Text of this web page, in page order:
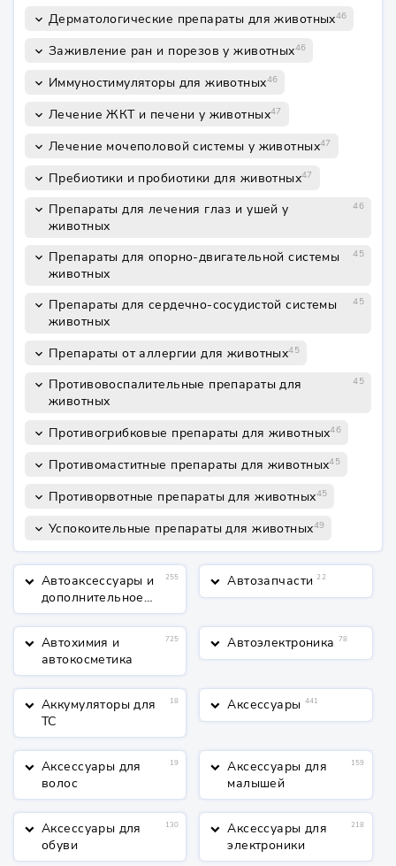
keyboard_arrow_down Дерматологические препараты для животных46
keyboard_arrow_down Заживление ран и порезов у животных46
keyboard_arrow_down Иммуностимуляторы для животных46
keyboard_arrow_down Лечение ЖКТ и печени у животных47
keyboard_arrow_down Лечение мочеполовой системы у животных47
keyboard_arrow_down Пребиотики и пробиотики для животных47
keyboard_arrow_down Препараты для лечения глаз и ушей у
животных
46
keyboard_arrow_down Препараты для опорно-двигательной системы
животных
45
keyboard_arrow_down Препараты для сердечно-сосудистой системы
животных
45
keyboard_arrow_down Препараты от аллергии для животных45
keyboard_arrow_down Противовоспалительные препараты для
животных
45
keyboard_arrow_down Противогрибковые препараты для животных46
keyboard_arrow_down Противомаститные препараты для животных45
keyboard_arrow_down Противорвотные препараты для животных45
keyboard_arrow_down Успокоительные препараты для животных49
keyboard_arrow_down Автоаксессуары и
дополнительное
оборудование
255 keyboard_arrow_down Автозапчасти 22
keyboard_arrow_down Автохимия и
автокосметика
725 keyboard_arrow_down Автоэлектроника 78
keyboard_arrow_down Аккумуляторы для
ТС
18 keyboard_arrow_down Аксессуары 441
keyboard_arrow_down Аксессуары для
волос
19 keyboard_arrow_down Аксессуары для
малышей
159
keyboard_arrow_down Аксессуары для
обуви
130 keyboard_arrow_down Аксессуары для
электроники
218